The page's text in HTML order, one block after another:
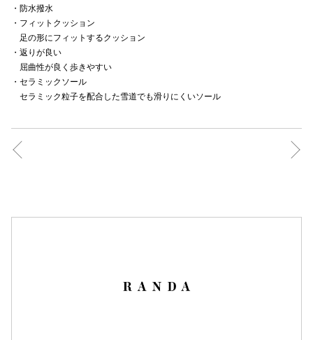
・防水撥水
・フィットクッション
足の形にフィットするクッション
・返りが良い
屈曲性が良く歩きやすい
・セラミックソール
セラミック粒子を配合した雪道でも滑りにくいソール
那覇オ